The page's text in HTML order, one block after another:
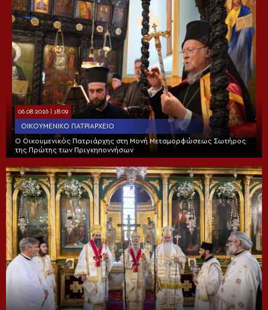
06.08.2026 | 18:09
ΟΙΚΟΥΜΕΝΙΚΌ ΠΑΤΡΙΑΡΧΕΊΟ
Ο Οικουμενικός Πατριάρχης στη Μονή Μεταμορφώσεως Σωτήρος
της Πρώτης των Πριγκηποννήσων